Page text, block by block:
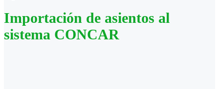
Importación de asientos al
sistema CONCAR